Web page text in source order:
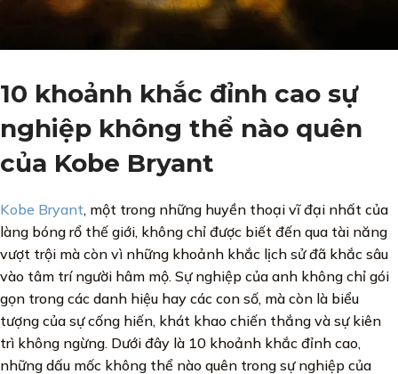
10 khoảnh khắc đỉnh cao sự
nghiệp không thể nào quên
của Kobe Bryant
Kobe Bryant, một trong những huyền thoại vĩ đại nhất của
làng bóng rổ thế giới, không chỉ được biết đến qua tài năng
vượt trội mà còn vì những khoảnh khắc lịch sử đã khắc sâu
vào tâm trí người hâm mộ. Sự nghiệp của anh không chỉ gói
gọn trong các danh hiệu hay các con số, mà còn là biểu
tượng của sự cống hiến, khát khao chiến thắng và sự kiên
trì không ngừng. Dưới đây là 10 khoảnh khắc đỉnh cao,
những dấu mốc không thể nào quên trong sự nghiệp của